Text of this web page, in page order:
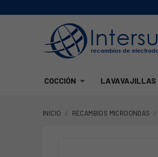
COCCIÓN LAVAVAJILLAS
INICIO RECAMBIOS MICROONDAS